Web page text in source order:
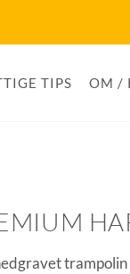
TIPS OM /